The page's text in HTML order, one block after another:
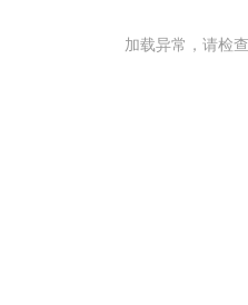
加载异常，请检